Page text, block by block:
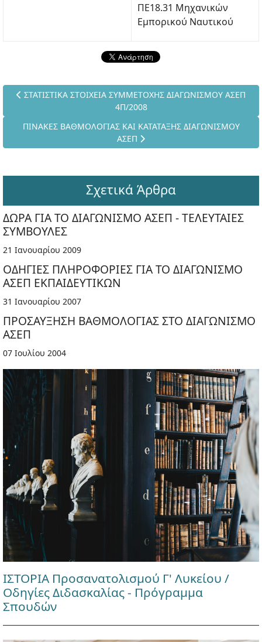
ΠΕ18.31 Μηχανικών
Εμπορικού Ναυτικού
Προηγούμενο άρθρο: ΣΤΑΤΙΣΤΙΚΑ ΣΤΟΙΧΕΙΑ ΣΥΜΜΕΤΟΧΗΣ
ΣΤΑΤΙΣΤΙΚΑ ΣΤΟΙΧΕΙΑ ΣΥΜΜΕΤΟΧΗΣ ΔΙΑΓΩΝΙΣΜΟΥ ΑΣΕΠ
4Π/2008
Επόμενο άρθρο: ΠΙΝΑΚΕΣ ΒΑΘΜΟΛΟΓΙΑΣ ΚΑΙ ΚΑΤΑΤΑΞΗΣ
ΠΙΝΑΚΕΣ ΒΑΘΜΟΛΟΓΙΑΣ ΚΑΙ ΚΑΤΑΤΑΞΗΣ ΔΙΑΓΩΝΙΣΜΟΥ
ΑΣΕΠ
Σχετικά Άρθρα
ΔΩΡΑ ΓΙΑ ΤΟ ΔΙΑΓΩΝΙΣΜΟ ΑΣΕΠ - ΤΕΛΕΥΤΑΙΕΣ
ΣΥΜΒΟΥΛΕΣ
21 Ιανουαρίου 2009
ΟΔΗΓΙΕΣ ΠΛΗΡΟΦΟΡΙΕΣ ΓΙΑ ΤΟ ΔΙΑΓΩΝΙΣΜΟ
ΑΣΕΠ ΕΚΠΑΙΔΕΥΤΙΚΩΝ
31 Ιανουαρίου 2007
ΠΡΟΣΑΥΞΗΣΗ ΒΑΘΜΟΛΟΓΙΑΣ ΣΤΟ ΔΙΑΓΩΝΙΣΜΟ
ΑΣΕΠ
07 Ιουλίου 2004
ΙΣΤΟΡΙΑ Προσανατολισμού Γ' Λυκείου /
Οδηγίες Διδασκαλίας - Πρόγραμμα
Σπουδών